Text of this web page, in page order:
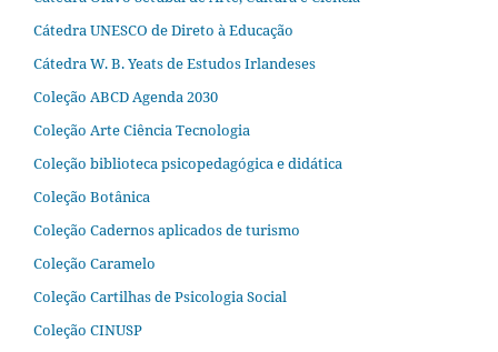
Cátedra UNESCO de Direto à Educação
Cátedra W. B. Yeats de Estudos Irlandeses
Coleção ABCD Agenda 2030
Coleção Arte Ciência Tecnologia
Coleção biblioteca psicopedagógica e didática
Coleção Botânica
Coleção Cadernos aplicados de turismo
Coleção Caramelo
Coleção Cartilhas de Psicologia Social
Coleção CINUSP